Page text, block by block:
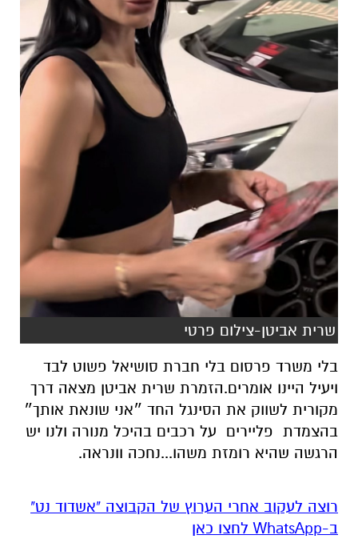
שרית אביטן-צילום פרטי
בלי משרד פרסום בלי חברת סושיאל פשוט לבד
ויעיל היינו אומרים.הזמרת שרית אביטן מצאה דרך
מקורית לשווק את הסינגל החד ״אני שונאת אותך״
בהצמדת פליירים על רכבים בהיכל מנורה ולנו יש
הרגשה שהיא רומזת משהו...נחכה וונראה.
רוצה לעקוב אחרי הערוץ של הקבוצה "אשדוד נט"
ב-WhatsApp לחצו כאן